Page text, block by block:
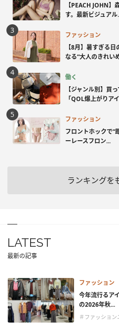
【PEACH JOHN
す。最新ビジュアル
ファッション
【8月】暑すぎる
なる“大人のきれい
働く
【ジャンル別】買
「QOL爆上がりア
ファッション
フロントホックで“
ーレースフロン...
ランキングを
LATEST
最新の記事
ファッション
今年流行るア
の2026年秋...
＃ファッション